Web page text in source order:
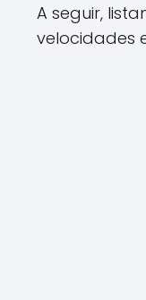
A seguir,
velocidades